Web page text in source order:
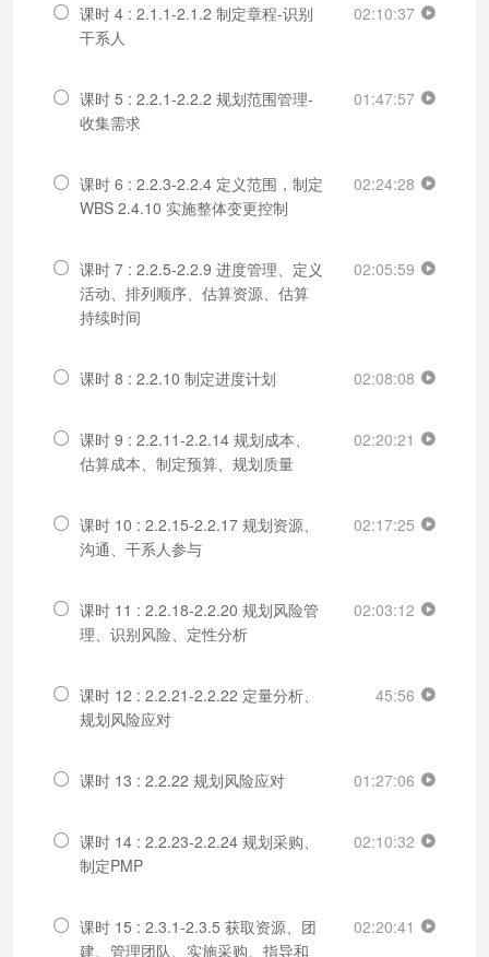
课时 4 : 2.1.1-2.1.2 制定章程-识别
干系人
02:10:37
课时 5 : 2.2.1-2.2.2 规划范围管理-
收集需求
01:47:57
课时 6 : 2.2.3-2.2.4 定义范围，制定
WBS 2.4.10 实施整体变更控制
02:24:28
课时 7 : 2.2.5-2.2.9 进度管理、定义
活动、排列顺序、估算资源、估算
持续时间
02:05:59
课时 8 : 2.2.10 制定进度计划 02:08:08
课时 9 : 2.2.11-2.2.14 规划成本、
估算成本、制定预算、规划质量
02:20:21
课时 10 : 2.2.15-2.2.17 规划资源、
沟通、干系人参与
02:17:25
课时 11 : 2.2.18-2.2.20 规划风险管
理、识别风险、定性分析
02:03:12
课时 12 : 2.2.21-2.2.22 定量分析、
规划风险应对
45:56
课时 13 : 2.2.22 规划风险应对 01:27:06
课时 14 : 2.2.23-2.2.24 规划采购、
制定PMP
02:10:32
课时 15 : 2.3.1-2.3.5 获取资源、团
建、管理团队、实施采购、指导和
02:20:41